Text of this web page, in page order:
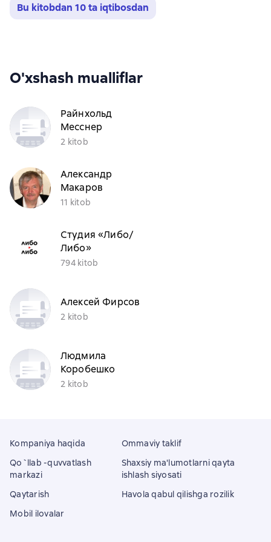
Bu kitobdan 10 ta iqtibosdan
O'xshash mualliflar
Райнхольд
Месснер
2 kitob
Александр
Макаров
11 kitob
Студия «Либо/
Либо»
794 kitob
Алексей Фирсов
2 kitob
Людмила
Коробешко
2 kitob
Kompaniya haqida
Qo`llab -quvvatlash
markazi
Qaytarish
Mobil ilovalar
Ommaviy taklif
Shaxsiy ma'lumotlarni qayta
ishlash siyosati
Havola qabul qilishga rozilik